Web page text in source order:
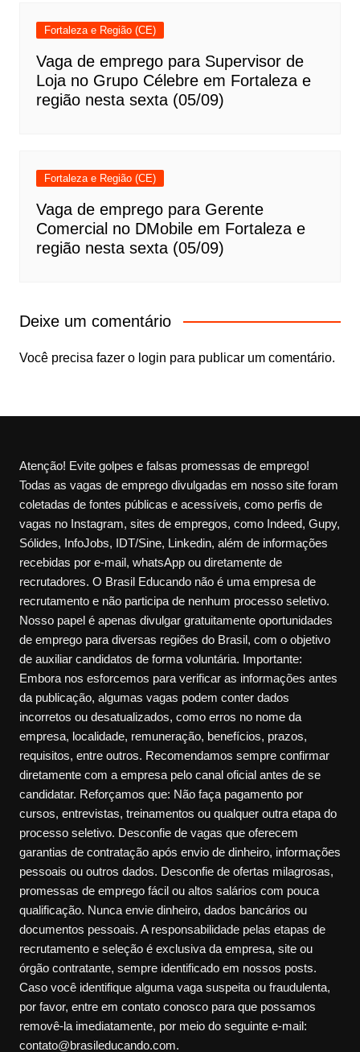
Fortaleza e Região (CE)
Vaga de emprego para Supervisor de
Loja no Grupo Célebre em Fortaleza e
região nesta sexta (05/09)
Fortaleza e Região (CE)
Vaga de emprego para Gerente
Comercial no DMobile em Fortaleza e
região nesta sexta (05/09)
Deixe um comentário
Você precisa fazer o login para publicar um comentário.
Atenção! Evite golpes e falsas promessas de emprego!
Todas as vagas de emprego divulgadas em nosso site foram
coletadas de fontes públicas e acessíveis, como perfis de
vagas no Instagram, sites de empregos, como Indeed, Gupy,
Sólides, InfoJobs, IDT/Sine, Linkedin, além de informações
recebidas por e-mail, whatsApp ou diretamente de
recrutadores. O Brasil Educando não é uma empresa de
recrutamento e não participa de nenhum processo seletivo.
Nosso papel é apenas divulgar gratuitamente oportunidades
de emprego para diversas regiões do Brasil, com o objetivo
de auxiliar candidatos de forma voluntária. Importante:
Embora nos esforcemos para verificar as informações antes
da publicação, algumas vagas podem conter dados
incorretos ou desatualizados, como erros no nome da
empresa, localidade, remuneração, benefícios, prazos,
requisitos, entre outros. Recomendamos sempre confirmar
diretamente com a empresa pelo canal oficial antes de se
candidatar. Reforçamos que: Não faça pagamento por
cursos, entrevistas, treinamentos ou qualquer outra etapa do
processo seletivo. Desconfie de vagas que oferecem
garantias de contratação após envio de dinheiro, informações
pessoais ou outros dados. Desconfie de ofertas milagrosas,
promessas de emprego fácil ou altos salários com pouca
qualificação. Nunca envie dinheiro, dados bancários ou
documentos pessoais. A responsabilidade pelas etapas de
recrutamento e seleção é exclusiva da empresa, site ou
órgão contratante, sempre identificado em nossos posts.
Caso você identifique alguma vaga suspeita ou fraudulenta,
por favor, entre em contato conosco para que possamos
removê-la imediatamente, por meio do seguinte e-mail:
contato@brasileducando.com.